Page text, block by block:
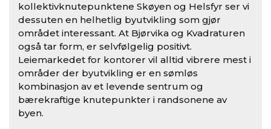
kollektivknutepunktene Skøyen og Helsfyr ser vi
dessuten en helhetlig byutvikling som gjør
området interessant. At Bjørvika og Kvadraturen
også tar form, er selvfølgelig positivt.
Leiemarkedet for kontorer vil alltid vibrere mest i
områder der byutvikling er en sømløs
kombinasjon av et levende sentrum og
bærekraftige knutepunkter i randsonene av
byen.